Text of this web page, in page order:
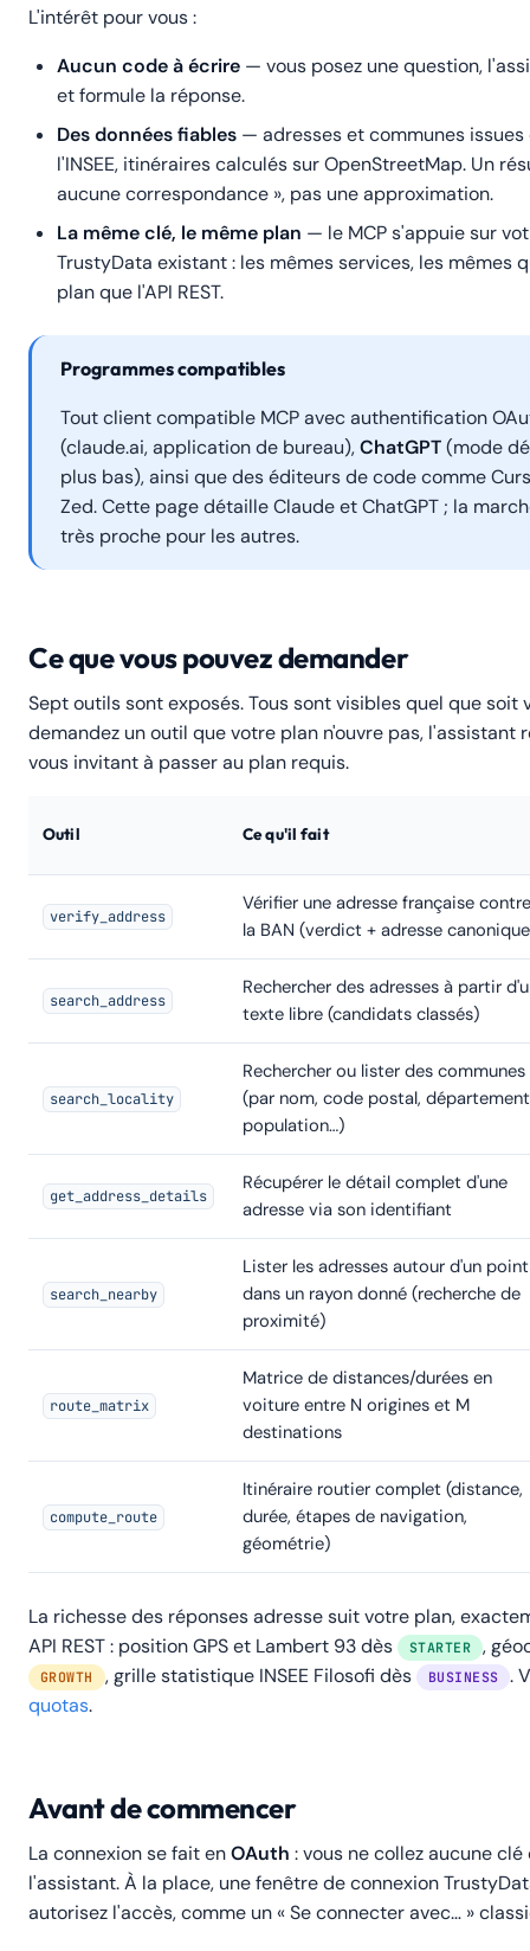
L'intérêt pour vous :
Aucun code à écrire — vous posez une question,
et formule la réponse.
Des données fiables — adresses et communes issues
l'INSEE, itinéraires calculés sur OpenStreetMap. Un
aucune correspondance », pas une approximation.
La même clé, le même plan — le MCP s'appuie sur
TrustyData existant : les mêmes services, les mêmes
plan que l'API REST.
Programmes compatibles
Tout client compatible MCP avec authentification
(claude.ai, application de bureau),ChatGPT(mode
plus bas), ainsi que des éditeurs de code comme
Zed. Cette page détaille Claude et ChatGPT ; la
très proche pour les autres.
Ce que vous pouvez demander
Sept outils sont exposés. Tous sont visibles quel que soit
demandez un outil que votre plan n'ouvre pas, l'assistant
vous invitant à passer au plan requis.
Outil Ce qu'il fait
verify_address
Vérifier une adresse française contre
la BAN (verdict + adresse
search_address
Rechercher des adresses à partir
texte libre (candidats classés)
search_locality
Rechercher ou lister des communes
(par nom, code postal,
population…)
get_address_details
Récupérer le détail complet d'une
adresse via son identifiant
search_nearby
Lister les adresses autour d'un
dans un rayon donné (recherche de
proximité)
route_matrix
Matrice de distances/durées en
voiture entre N origines et M
destinations
compute_route
Itinéraire routier complet (distance,
durée, étapes de navigation,
géométrie)
La richesse des réponses adresse suit votre plan,
API REST : position GPS et Lambert 93 dès
STARTER ,
GROWTH , grille statistique INSEE Filosofi dès BUSINESS
.
quotas.
Avant de commencer
La connexion se fait enOAuth : vous ne collez aucune clé
l'assistant. À la place, une fenêtre de connexion
autorisez l'accès, comme un « Se connecter avec… »